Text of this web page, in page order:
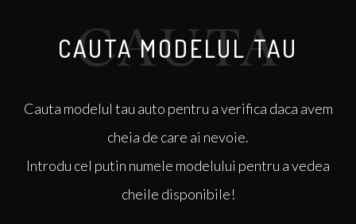
CAUTA MODELUL TAU
Cauta modelul tau auto pentru a verifica daca avem
cheia de care ai nevoie.
Introdu cel putin numele modelului pentru a vedea
cheile disponibile!